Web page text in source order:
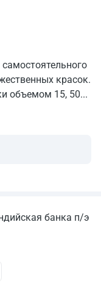
красок.
объемом 15, 50...
банка п/э